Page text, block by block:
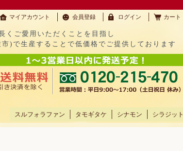
マイアカウント 会員登録 ログイン カート
くご愛用いただくことを目指し
)で生産することで低価格でご提供しております
スルフォラファン タモギタケ シナモン シラジット